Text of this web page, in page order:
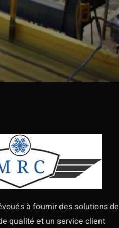
à fournir des solutions de
qualité et un service client